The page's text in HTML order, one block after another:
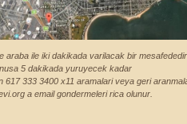
araba ile iki dakikada varilacak bir
5 dakikada yuruyecek kadar
617 333 3400 x11 aramalari veya geri
a email gondermeleri rica olunur.